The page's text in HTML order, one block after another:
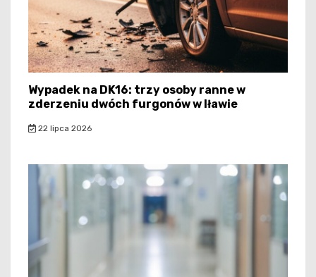
Wypadek na DK16: trzy osoby ranne w
zderzeniu dwóch furgonów w Iławie
22 lipca 2026